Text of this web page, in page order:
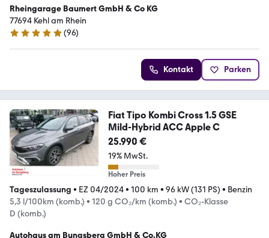
Rheingarage Baumert GmbH & Co KG
77694 Kehl am Rhein
4.9 Sterne
(96)
Kontakt Parken
Fiat Tipo Kombi Cross 1.5 GSE
Mild-Hybrid ACC Apple C
25.990 €
19% MwSt.
Hoher Preis
Tageszulassung • EZ 04/2024• 100 km • 96 kW (131 PS) • Benzin
5,3 l/100km (komb.) • 120 g CO₂/km (komb.) • CO₂-Klasse
D (komb.)
Autohaus am Bungsberg GmbH & Co.KG